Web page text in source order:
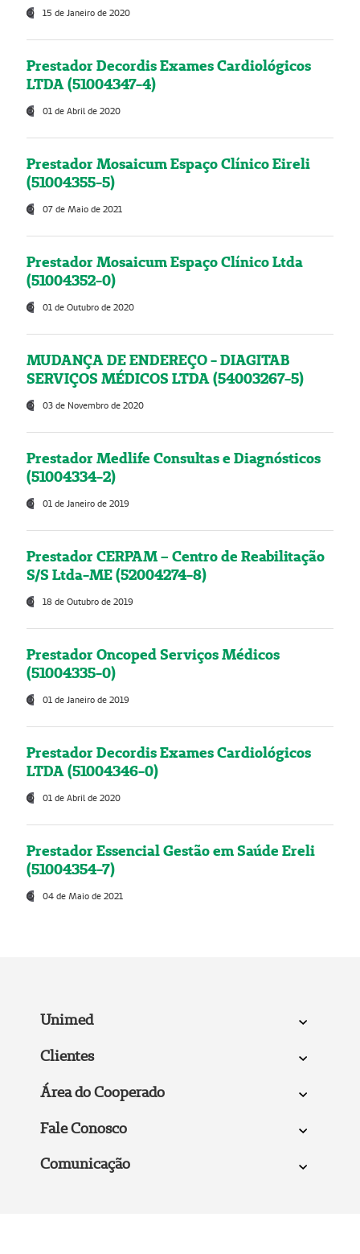
15 de Janeiro de 2020
Prestador Decordis Exames Cardiológicos
LTDA (51004347-4)
01 de Abril de 2020
Prestador Mosaicum Espaço Clínico Eireli
(51004355-5)
07 de Maio de 2021
Prestador Mosaicum Espaço Clínico Ltda
(51004352-0)
01 de Outubro de 2020
MUDANÇA DE ENDEREÇO - DIAGITAB
SERVIÇOS MÉDICOS LTDA (54003267-5)
03 de Novembro de 2020
Prestador Medlife Consultas e Diagnósticos
(51004334-2)
01 de Janeiro de 2019
Prestador CERPAM – Centro de Reabilitação
S/S Ltda-ME (52004274-8)
18 de Outubro de 2019
Prestador Oncoped Serviços Médicos
(51004335-0)
01 de Janeiro de 2019
Prestador Decordis Exames Cardiológicos
LTDA (51004346-0)
01 de Abril de 2020
Prestador Essencial Gestão em Saúde Ereli
(51004354-7)
04 de Maio de 2021
Unimed
Clientes
Área do Cooperado
Fale Conosco
Comunicação